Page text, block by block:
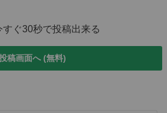
すぐ30秒で投稿出来る
稿画面へ (無料)